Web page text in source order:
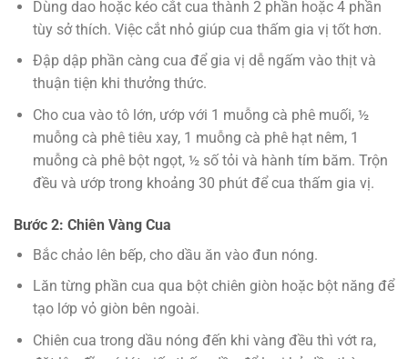
Dùng dao hoặc kéo cắt cua thành 2 phần hoặc 4 phần
tùy sở thích. Việc cắt nhỏ giúp cua thấm gia vị tốt hơn.
Đập dập phần càng cua để gia vị dễ ngấm vào thịt và
thuận tiện khi thưởng thức.
Cho cua vào tô lớn, ướp với 1 muỗng cà phê muối, ½
muỗng cà phê tiêu xay, 1 muỗng cà phê hạt nêm, 1
muỗng cà phê bột ngọt, ½ số tỏi và hành tím băm. Trộn
đều và ướp trong khoảng 30 phút để cua thấm gia vị.
Bước 2: Chiên Vàng Cua
Bắc chảo lên bếp, cho dầu ăn vào đun nóng.
Lăn từng phần cua qua bột chiên giòn hoặc bột năng để
tạo lớp vỏ giòn bên ngoài.
Chiên cua trong dầu nóng đến khi vàng đều thì vớt ra,